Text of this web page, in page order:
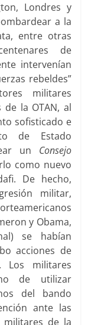
Londres y
a la
entre otras
de
intervenían
rebeldes”
militares
la OTAN, al
sofisticado e
de Estado
un Consejo
como nuevo
De hecho,
militar,
y Obama,
se habían
acciones de
Los militares
de utilizar
del bando
ante las
militares de la